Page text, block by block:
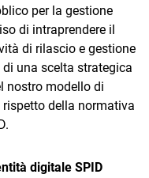
per la gestione
di intraprendere il
di rilascio e gestione
una scelta strategica
nostro modello di
della normativa
digitale SPID